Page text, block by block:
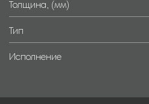
Толщина, (мм)
Тип
Исполнение